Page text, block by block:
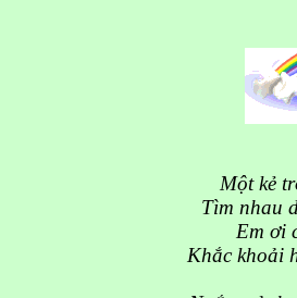
Một kẻ
Tìm nhau
Em ơi
Khắc khoải